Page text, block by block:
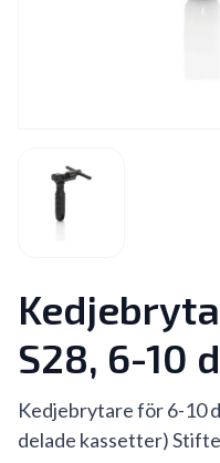
S28, 6-10
Kedjebrytare för 6-10
delade kassetter)